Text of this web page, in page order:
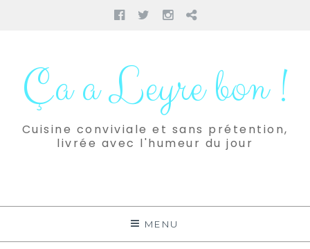
Facebook
TwitterInstagram
Pinterest
contenuÇa a Leyre bon !
Cuisine conviviale et sans prétention,
livrée avec l'humeur du jour
MENU